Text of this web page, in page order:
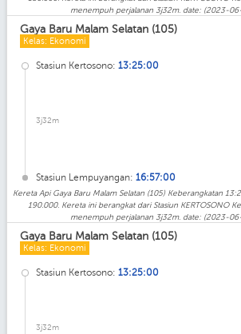
menempuh perjalanan 3j32m. date: (2023-
Gaya Baru Malam Selatan (105)
Kelas: Ekonomi
Stasiun Kertosono: 13:25:00
3j32m
Stasiun Lempuyangan: 16:57:00
Kereta Api Gaya Baru Malam Selatan (105) Keberangkatan
190.000. Kereta ini berangkat dari Stasiun KERTOSONO
menempuh perjalanan 3j32m. date: (2023-
Gaya Baru Malam Selatan (105)
Kelas: Ekonomi
Stasiun Kertosono: 13:25:00
3j32m